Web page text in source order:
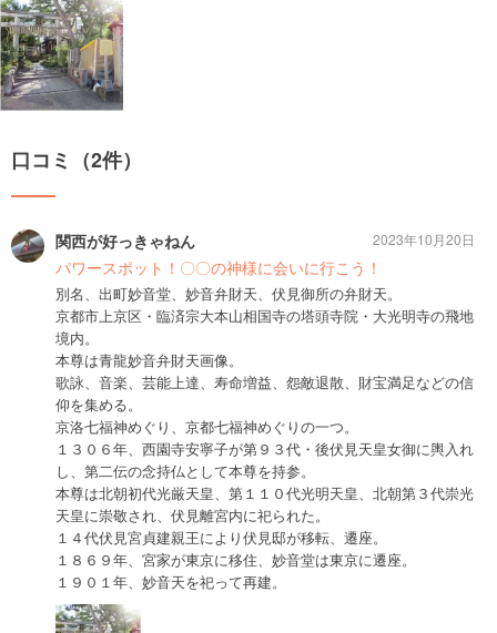
口コミ（2件）
関西が好っきゃねん
パワースポット！〇〇の神様に会いに行こう！
別名、出町妙音堂、妙音弁財天、伏見御所の弁財天。
京都市上京区・臨済宗大本山相国寺の塔頭寺院・大光明寺の飛地
境内。
本尊は青龍妙音弁財天画像。
歌詠、音楽、芸能上達、寿命増益、怨敵退散、財宝満足などの信
仰を集める。
京洛七福神めぐり、京都七福神めぐりの一つ。
１３０６年、西園寺安寧子が第９３代・後伏見天皇女御に輿入れ
し、第二伝の念持仏として本尊を持参。
本尊は北朝初代光厳天皇、第１１０代光明天皇、北朝第３代崇光
天皇に崇敬され、伏見離宮内に祀られた。
１４代伏見宮貞建親王により伏見邸が移転、遷座。
１８６９年、宮家が東京に移住、妙音堂は東京に遷座。
１９０１年、妙音天を祀って再建。
2023年10月20日